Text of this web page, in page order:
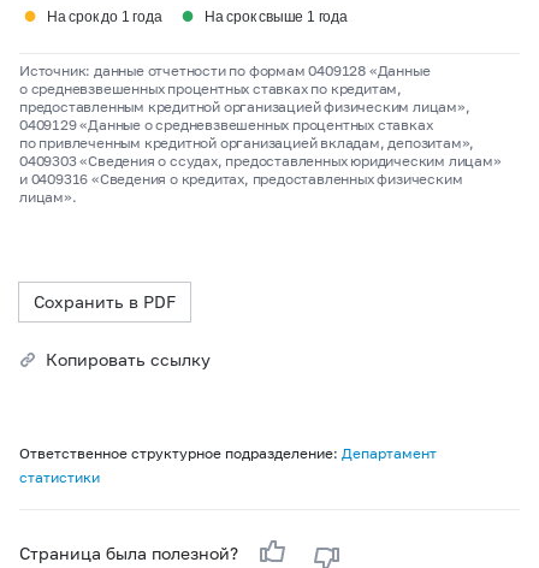
● На срок до 1 года ● На срок свыше 1 года
Источник: данные отчетности по формам 0409128 «Данные
о средневзвешенных процентных ставках по кредитам,
предоставленным кредитной организацией физическим лицам»,
0409129 «Данные о средневзвешенных процентных ставках
по привлеченным кредитной организацией вкладам, депозитам»,
0409303 «Сведения о ссудах, предоставленных юридическим лицам»
и 0409316 «Сведения о кредитах, предоставленных физическим
лицам».
Сохранить в PDF
Копировать ссылку
Ответственное структурное подразделение: Департамент
статистики
Страница была полезной?